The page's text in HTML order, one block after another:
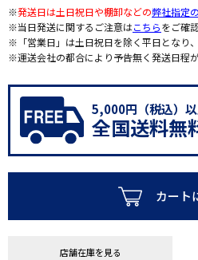
※発送日は土日祝日や棚卸などの弊社指定
※当日発送に関するご注意はこちらをご確
※「営業日」は土日祝日を除く平日となり
※運送会社の都合により予告無く発送日程
5,000円（税込）
全国送料無
カート
店舗在庫を見る